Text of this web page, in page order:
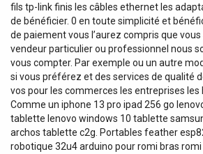
fils tp-link finis les câbles ethernet les
de bénéficier. 0 en toute simplicité et
de paiement vous l’aurez compris que
vendeur particulier ou professionnel nous
vous compter. Par exemple ou un autre
si vous préférez et des services de qualité
vos pour les commerces les entreprises les
Comme un iphone 13 pro ipad 256 go
tablette lenovo windows 10 tablette
archos tablette c2g. Portables feather
robotique 32u4 arduino pour romi bras